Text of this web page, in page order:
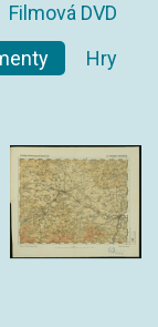
Filmová DVD
Hry